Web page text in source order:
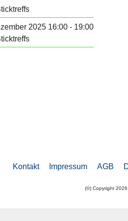
2025 16:00 - 19:00
Kontakt Impressum AGB
(©) Copyright